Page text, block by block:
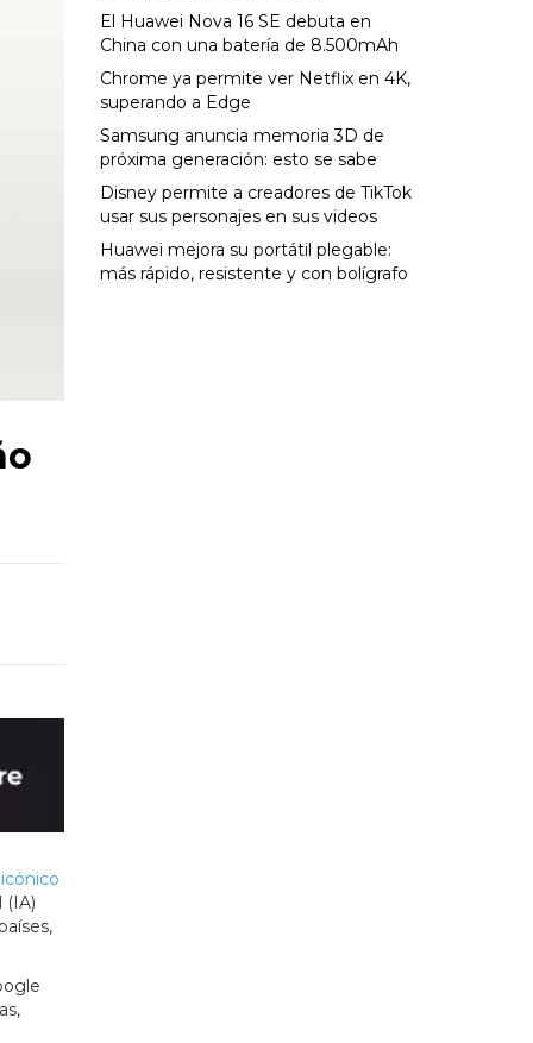
(IA)
El Huawei Nova 16 SE debuta en
China con una batería de 8.500mAh
Chrome ya permite ver Netflix en 4K,
superando a Edge
Samsung anuncia memoria 3D de
próxima generación: esto se sabe
Disney permite a creadores de TikTok
usar sus personajes en sus videos
Huawei mejora su portátil plegable:
más rápido, resistente y con bolígrafo